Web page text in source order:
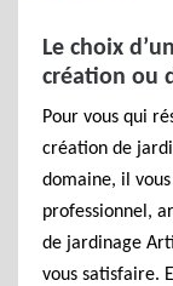
Le choix
création ou
Pour vous qui
création de
domaine, il
professionnel,
de jardinage
vous satisfaire.